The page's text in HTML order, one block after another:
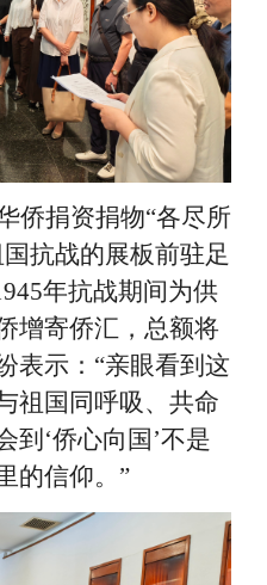
侨捐资捐物“各尽所
抗战的展板前驻足
年抗战期间为供
增寄侨汇，总额将
表示：“亲眼看到这
祖国同呼吸、共命
到‘侨心向国’不是
的信仰。”